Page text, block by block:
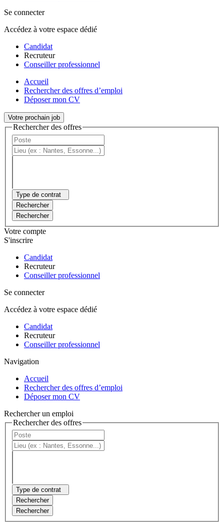
Se connecter
Accédez à votre espace dédié
Candidat
Recruteur
Conseiller professionnel
Accueil
Rechercher des offres d’emploi
Déposer mon CV
Votre prochain job
Rechercher des offres
Type de contrat
Rechercher
Rechercher
Votre compte
S'inscrire
Candidat
Recruteur
Conseiller professionnel
Se connecter
Accédez à votre espace dédié
Candidat
Recruteur
Conseiller professionnel
Navigation
Accueil
Rechercher des offres d’emploi
Déposer mon CV
Rechercher un emploi
Rechercher des offres
Type de contrat
Rechercher
Rechercher